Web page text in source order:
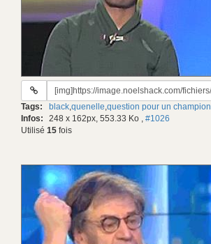
URL
gif:
Tags: black,quenelle,question pour un champion
Infos: 248 x 162px, 553.33 Ko , #1026
Utilisé 15 fois